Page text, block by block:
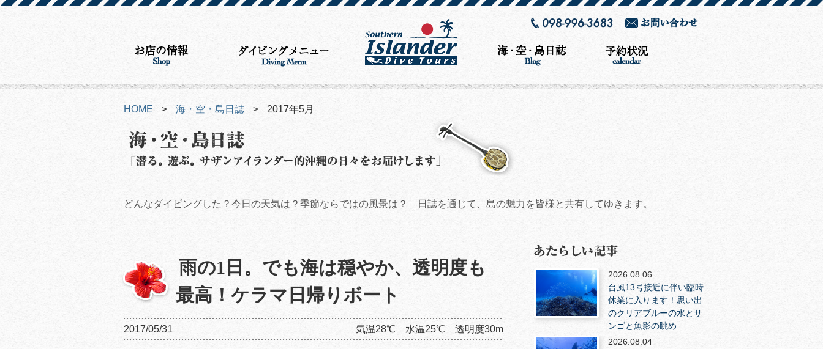
HOME > 海・空・島日誌 > 2017年5月
どんなダイビングした？今日の天気は？季節ならではの風景は？ 日誌を通じて、島の魅力を皆様と共有してゆきます。
雨の1日。でも海は穏やか、透明度も
最高！ケラマ日帰りボート
2017/05/31 気温28℃ 水温25℃ 透明度30m
2026.08.06
台風13号接近に伴い臨時
休業に入ります！思い出
のクリアブルーの水とサ
ンゴと魚影の眺め
2026.08.04